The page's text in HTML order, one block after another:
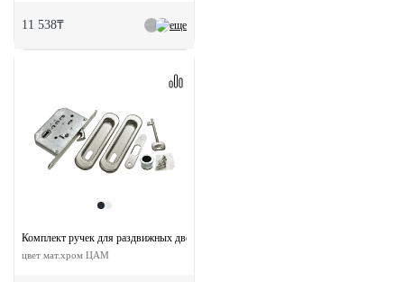
еще
11 538₸
Комплект ручек для раздвижных дверей MHS150 L SC с замком
цвет мат.хром ЦАМ